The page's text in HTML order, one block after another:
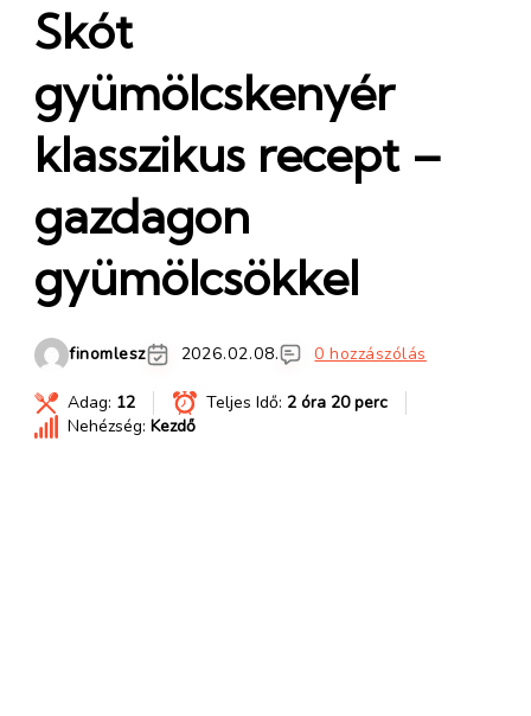
Skót
gyümölcskenyér
klasszikus recept –
gazdagon
gyümölcsökkel
finomlesz 2026.02.08. 0 hozzászólás
Adag: 12 Teljes Idő: 2 óra 20 perc
Nehézség: Kezdő